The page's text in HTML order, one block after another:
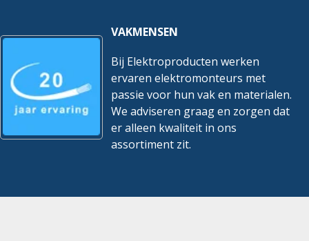
VAKMENSEN
Bij Elektroproducten werken
ervaren elektromonteurs met
passie voor hun vak en materialen.
We adviseren graag en zorgen dat
er alleen kwaliteit in ons
assortiment zit.